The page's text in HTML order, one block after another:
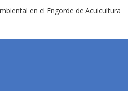
en el Engorde de Acuicultura